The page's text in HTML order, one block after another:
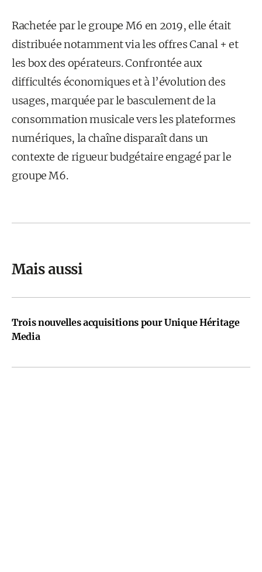
Rachetée par le groupe M6 en 2019, elle était
distribuée notamment via les offres Canal + et
les box des opérateurs. Confrontée aux
difficultés économiques et à l’évolution des
usages, marquée par le basculement de la
consommation musicale vers les plateformes
numériques, la chaîne disparaît dans un
contexte de rigueur budgétaire engagé par le
groupe M6.
Mais aussi
Trois nouvelles acquisitions pour Unique Héritage
Media